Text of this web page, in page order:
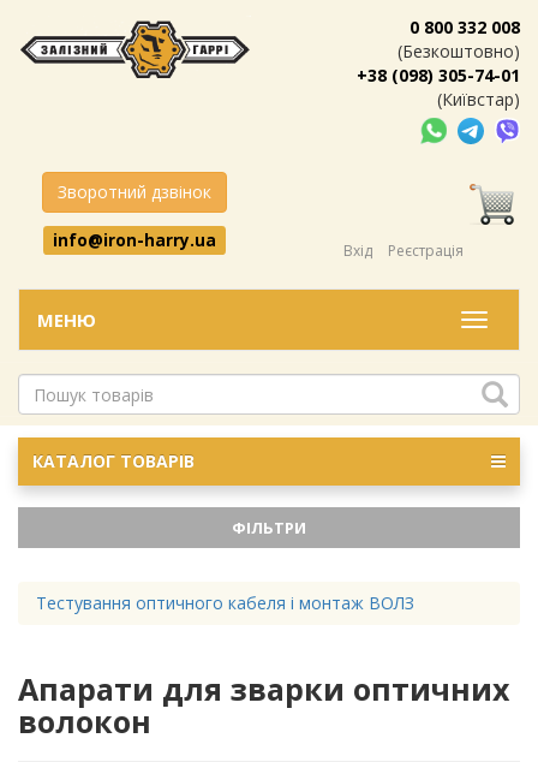
0 800 332 008
(Безкоштовно)
+38 (098) 305-74-01
(Київстар)
Зворотний дзвінок
info@iron-harry.ua
Вхід Реєстрація
Меню
МЕНЮ
КАТАЛОГ ТОВАРІВ
ФІЛЬТРИ
Тестування оптичного кабеля і монтаж ВОЛЗ
Апарати для зварки оптичних
волокон